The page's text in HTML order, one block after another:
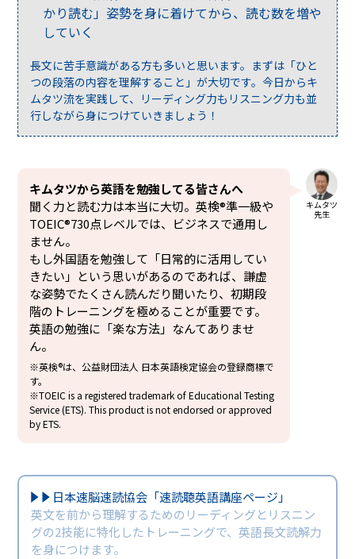
かり読む」姿勢を身に着けてから、読む数を増や
していく
長文に苦手意識がある方も多いと思います。まずは「ひと
つの段落の内容を理解すること」が大切です。今日からキ
ムタツ流を実践して、リーディング力もリスニング力も並
行しながら身につけていきましょう！
キムタツから英語を勉強してる皆さんへ
聞く力と読む力は本当に大切。英検®準一級や
TOEIC®730点レベルでは、ビジネスで通用し
ません。
もし外国語を勉強して「日常的に活用してい
きたい」という思いがあるのであれば、謙虚
な姿勢でたくさん読んだり聞いたり、初期段
階のトレーニングを極めることが重要です。
英語の勉強に「楽な方法」なんてありませ
ん。
※英検®は、公益財団法人 日本英語検定協会の登録商標で
す。
※TOEIC is a registered trademark of Educational Testing
Service (ETS). This product is not endorsed or approved
by ETS.
キムタツ
先生
日本速脳速読協会「速読聴英語講座ページ」
英文を前から理解するためのリーディングとリスニン
グの2技能に特化したトレーニングで、英語長文読解力
を身につけます。